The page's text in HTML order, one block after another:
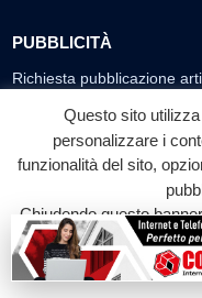
PUBBLICITÀ
Richiesta pubblicazione
SEGUICI SUI SOCIAL
f
© 2026
Questo sito
personalizzare i
funzionalità del sito,
Chiudendo questo
su qualunque suo